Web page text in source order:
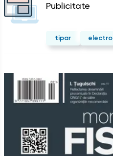
Publicitate
tipar